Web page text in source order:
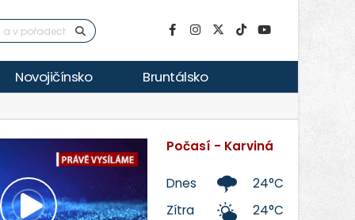
Novojičínsko Bruntálsko
Počasí - Karviná
Dnes
24°C
Zítra
24°C